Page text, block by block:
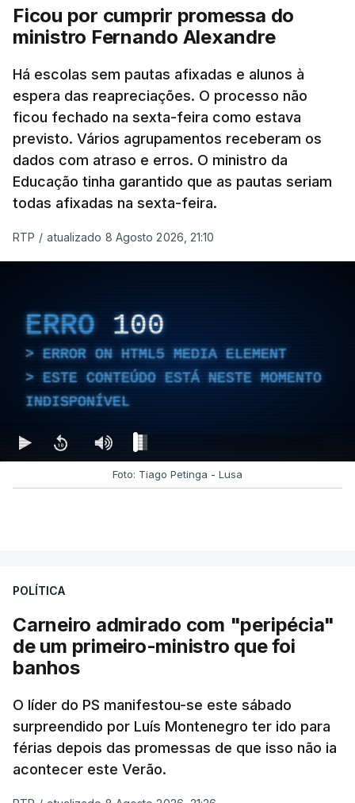
Ficou por cumprir promessa do
ministro Fernando Alexandre
Há escolas sem pautas afixadas e alunos à
espera das reapreciações. O processo não
ficou fechado na sexta-feira como estava
previsto. Vários agrupamentos receberam os
dados com atraso e erros. O ministro da
Educação tinha garantido que as pautas seriam
todas afixadas na sexta-feira.
RTP / atualizado 8 Agosto 2026, 21:10
ERRO 100
ERROR ON HTML5 MEDIA ELEMENT
ESTE CONTEÚDO ESTÁ NESTE MOMENTO
INDISPONÍVEL
Foto: Tiago Petinga - Lusa
POLÍTICA
Carneiro admirado com "peripécia"
de um primeiro-ministro que foi
banhos
O líder do PS manifestou-se este sábado
surpreendido por Luís Montenegro ter ido para
férias depois das promessas de que isso não ia
acontecer este Verão.